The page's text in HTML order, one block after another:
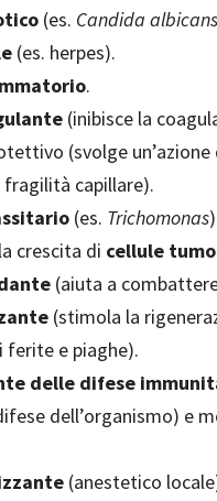
(es. Candida albicans
(es. herpes).
.
(inibisce la
(svolge un’azione
capillare).
(es. Trichomonas
crescita di cellule
(aiuta a
(stimola la
ferite e piaghe).
delle difese
dell’organismo) e
(anestetico